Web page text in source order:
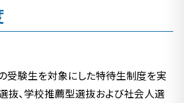
受験生を対象にした特待生制度を実
抜、学校推薦型選抜および社会人選